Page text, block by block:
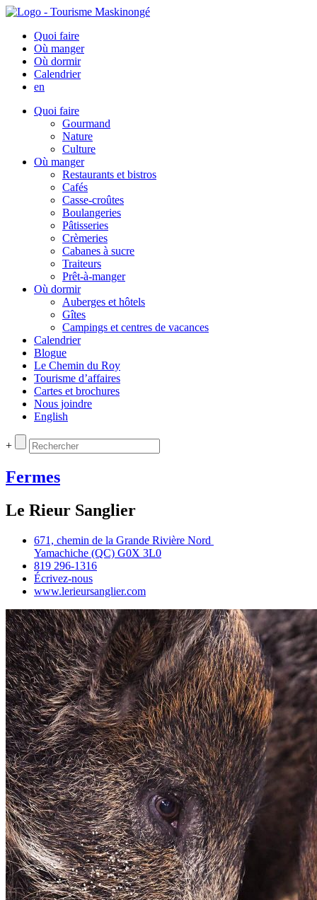
Quoi faire
Où manger
Où dormir
Calendrier
en
Quoi faire
Gourmand
Nature
Culture
Où manger
Restaurants et bistros
Cafés
Casse-croûtes
Boulangeries
Pâtisseries
Crèmeries
Cabanes à sucre
Traiteurs
Prêt-à-manger
Où dormir
Auberges et hôtels
Gîtes
Campings et centres de vacances
Calendrier
Blogue
Le Chemin du Roy
Tourisme d’affaires
Cartes et brochures
Nous joindre
English
+
Fermes
Le Rieur Sanglier
671, chemin de la Grande Rivière Nord
Yamachiche (QC) G0X 3L0
819 296‑1316
Écrivez‑nous
www.lerieursanglier.com